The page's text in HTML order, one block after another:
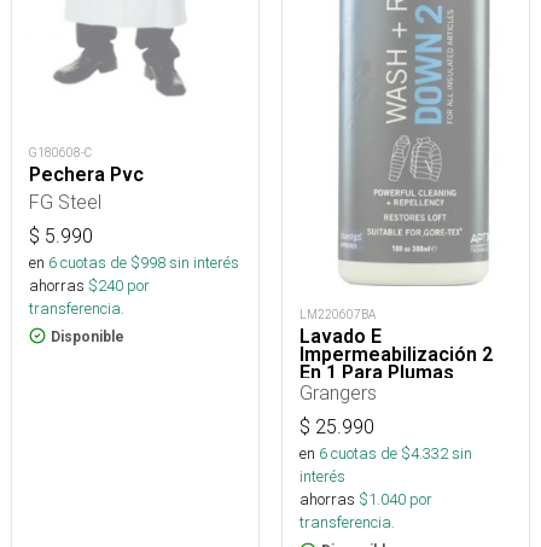
G180608-C
Pechera Pvc
FG Steel
$ 5.990
en 6cuotas de $998sin interés
ahorras $240 por
transferencia.
Disponible
LM220607BA
Lavado E
Impermeabilización 2
En 1 Para Plumas
Grangers
$ 25.990
en 6cuotas de $4.332sin
interés
ahorras $1.040 por
transferencia.